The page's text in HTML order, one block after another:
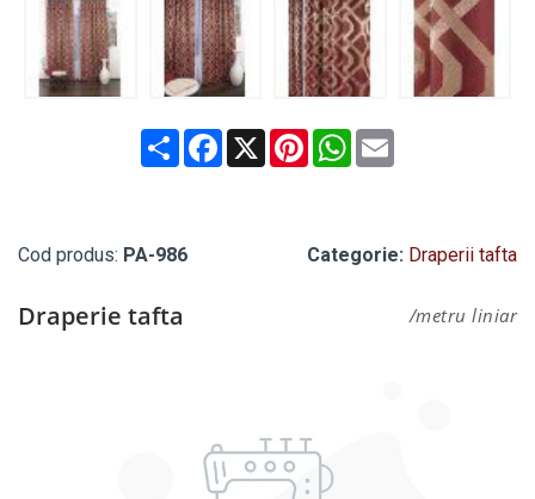
ShareFacebook
X PinterestWhatsApp
Email
Cod produs: PA-986 Categorie: Draperii tafta
Draperie tafta /metru liniar